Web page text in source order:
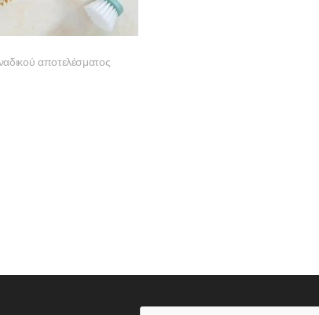
αποτελέσματος